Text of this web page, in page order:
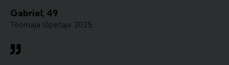
Gabriel, 49
Töömaja lõpetaja 2025